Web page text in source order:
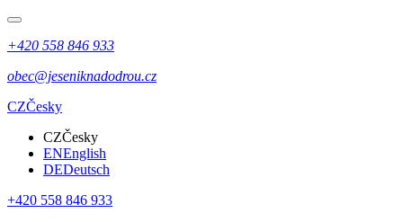
+420 558 846 933
obec@jeseniknadodrou.cz
CZČesky
CZČesky
ENEnglish
DEDeutsch
+420 558 846 933